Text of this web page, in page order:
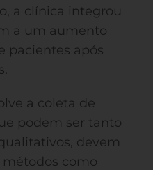
a clínica integrou
a um aumento
pacientes após
a coleta de
podem ser tanto
devem
métodos como